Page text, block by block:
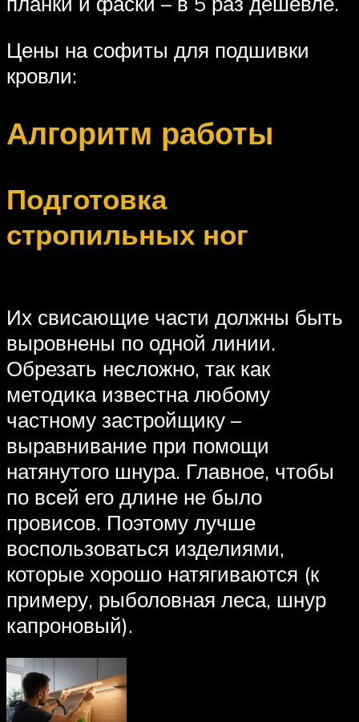
Цены на софиты для подшивки
кровли:
Алгоритм работы
Подготовка
стропильных ног
Их свисающие части должны быть
выровнены по одной линии.
Обрезать несложно, так как
методика известна любому
частному застройщику –
выравнивание при помощи
натянутого шнура. Главное, чтобы
по всей его длине не было
провисов. Поэтому лучше
воспользоваться изделиями,
которые хорошо натягиваются (к
примеру, рыболовная леса, шнур
капроновый).